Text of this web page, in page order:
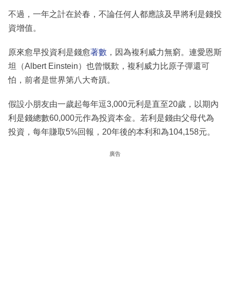
不過，一年之計在於春，不論任何人都應該及早將利是錢投
資增值。
原來愈早投資利是錢愈著數 ，因為複利威力無窮。連愛恩斯
坦（Albert Einstein）也曾慨歎，複利威力比原子彈還可
怕，前者是世界第八大奇蹟。
假設小朋友由一歲起每年逗3,000元利是直至20歲，以期內
利是錢總數60,000元作為投資本金。若利是錢由父母代為
投資，每年賺取5%回報，20年後的本利和為104,158元。
廣告